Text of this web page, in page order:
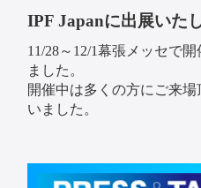
IPF Japanに出展いた
11/28～12/1幕張メッセで
ました。
開催中は多くの方にご来
いました。